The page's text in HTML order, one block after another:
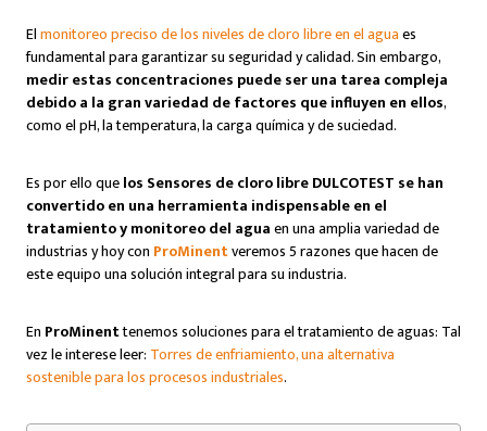
Elmonitoreo preciso de los niveles de cloro libre en el aguaes
fundamental para garantizar su seguridad y calidad. Sin embargo,
medir estas concentraciones puede ser una tarea compleja
debido a la gran variedad de factores que influyen en ellos,
como el pH, la temperatura, la carga química y de suciedad.
Es por ello quelos Sensores de cloro libre DULCOTEST se han
convertido en una herramienta indispensable en el
tratamiento y monitoreo del aguaen una amplia variedad de
industrias y hoy con ProMinentveremos 5 razones que hacen de
este equipo una solución integral para su industria.
En ProMinenttenemos soluciones para el tratamiento de aguas: Tal
vez le interese leer: Torres de enfriamiento, una alternativa
sostenible para los procesos industriales.